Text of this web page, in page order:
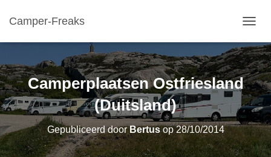
Camper-Freaks
Camperplaatsen Ostfriesland
(Duitsland)
Gepubliceerd doorBertusop28/10/2014